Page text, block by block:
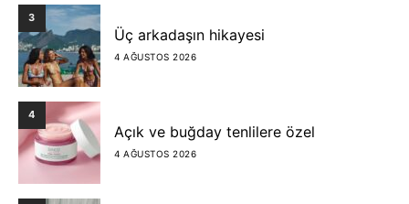
3
Üç arkadaşın hikayesi
4 AĞUSTOS 2026
4
Açık ve buğday tenlilere özel
4 AĞUSTOS 2026